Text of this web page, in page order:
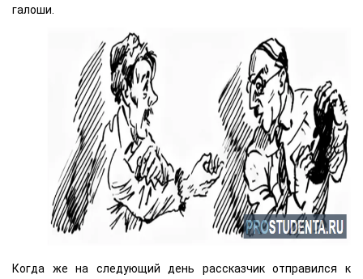
галоши.
Когда же на следующий день рассказчик отправился к